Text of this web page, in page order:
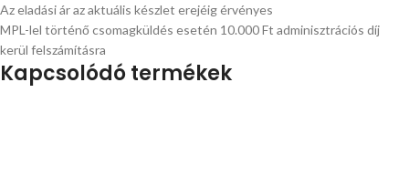
Az eladási ár az aktuális készlet erejéig érvényes
MPL-lel történő csomagküldés esetén 10.000 Ft adminisztrációs díj
kerül felszámításra
Kapcsolódó termékek